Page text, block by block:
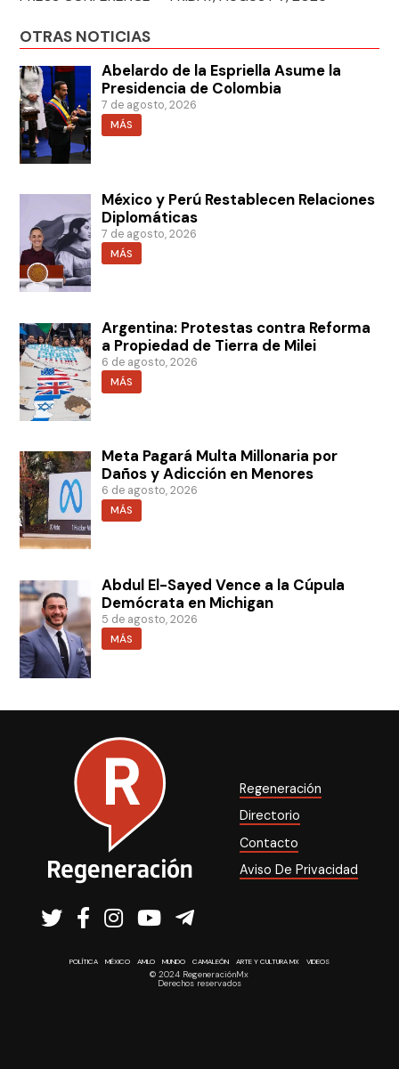
OTRAS NOTICIAS
Abelardo de la Espriella Asume la
Presidencia de Colombia
7 de agosto, 2026
MÁS
México y Perú Restablecen Relaciones
Diplomáticas
7 de agosto, 2026
MÁS
Argentina: Protestas contra Reforma
a Propiedad de Tierra de Milei
6 de agosto, 2026
MÁS
Meta Pagará Multa Millonaria por
Daños y Adicción en Menores
6 de agosto, 2026
MÁS
Abdul El-Sayed Vence a la Cúpula
Demócrata en Michigan
5 de agosto, 2026
MÁS
Regeneración
Directorio
Contacto
Aviso De Privacidad
POLÍTICA MÉXICO AMLO MUNDO CAMALEÓN ARTE Y CULTURA MX VIDEOS
© 2024 RegeneraciónMx
Derechos reservados